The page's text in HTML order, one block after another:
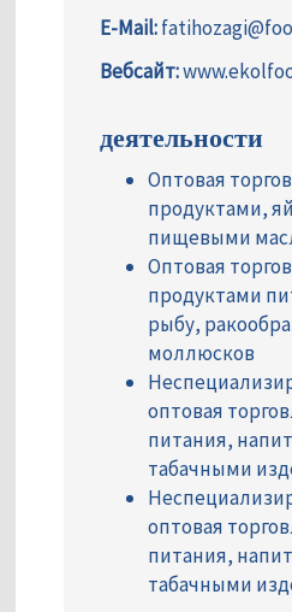
E-Mail:
Вебсайт:
деятельности
Оптовая
продуктами,
пищевыми
Оптовая
продуктами
рыбу,
моллюсков
оптовая
питания,
табачными
оптовая
питания,
табачными